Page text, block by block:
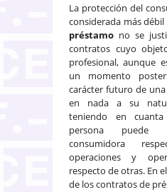
La protección del
considerada más
préstamo no se
contratos cuyo
profesional, aunque
un momento
carácter futuro de
en nada a su
teniendo en
persona puede
consumidora
operaciones y
respecto de otras. En
de los contratos de